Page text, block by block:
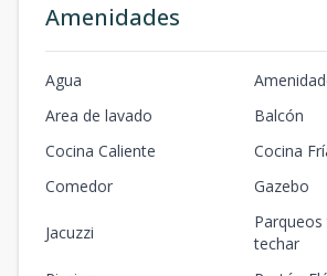
Amenidades
Agua
Area de lavado
Balcón
Cocina Caliente
Cocina
Comedor
Gazebo
Jacuzzi
techar